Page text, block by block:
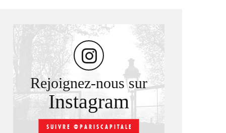
Rejoignez-nous sur
Instagram
SUIVRE @PARISCAPITALE